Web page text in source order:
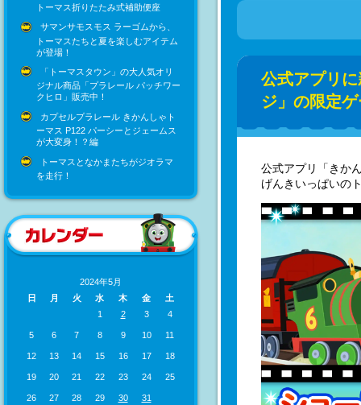
トーマス折りたたみ式補助便座
サマンサモスモス ラーゴムから、
トーマスたちと夏を楽しむアイテム
が登場！
「トーマスタウン」の大人気オリ
ジナル商品「プラレール パッチワー
クヒロ」販売中！
カプセルプラレール きかんしゃト
ーマス P122 パーシーとジェームス
が大変身！？編
トーマスとなかまたちがジオラマ
を走行！
2024年5月
日
月 火 水 木 金
土
1
2 3 4
5 6 7 8 9 10 11
12 13 14 15 16 17 18
19 20 21 22 23 24 25
26 27 28 29 30
31
公式アプリ
ジ」の限定
公式アプリ「きか
げんきいっぱいの